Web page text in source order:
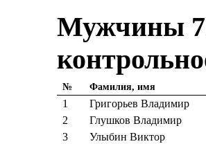
Мужчины
№ Фамилия, имя
1 Григорьев Владимир
2
Глушков Владимир
3
Улыбин Виктор